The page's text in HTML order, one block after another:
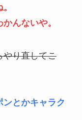
んないや。
やり直してこ
とかキャラク